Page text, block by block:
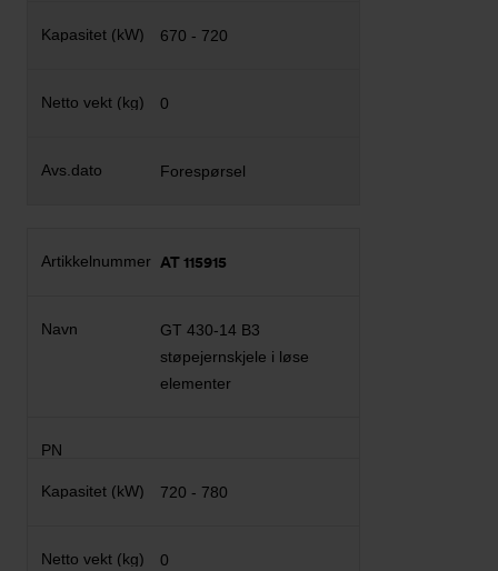
670 - 720
0
Forespørsel
AT 115915
GT 430-14 B3
støpejernskjele i løse
elementer
720 - 780
0